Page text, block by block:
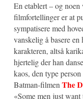
En etablert – og
filmfortellinger er at
sympatisere med
vanskelig å basere
karakteren, altså
hjertelig der han
kaos, den type person
Batman-filmenThe
«Some men just